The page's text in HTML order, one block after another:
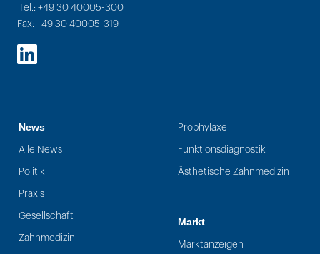
Tel.: +49 30 40005-300
Fax: +49 30 40005-319
LinkedIn
News
Alle News
Politik
Praxis
Gesellschaft
Zahnmedizin
Prophylaxe
Funktionsdiagnostik
Ästhetische Zahnmedizin
Markt
Marktanzeigen